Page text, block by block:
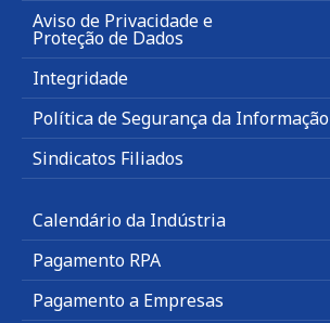
Aviso de Privacidade e
Proteção de Dados
Integridade
Política de Segurança da Informação
Sindicatos Filiados
Calendário da Indústria
Pagamento RPA
Pagamento a Empresas